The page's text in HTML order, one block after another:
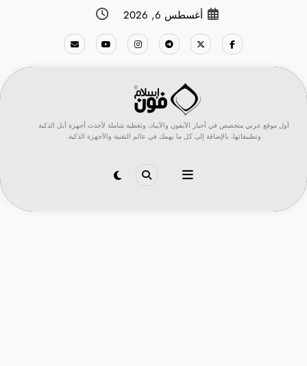
أغسطس 6, 2026
أول موقع عربي متخصص في أخبار الآيفون والآيباد، وتغطية شاملة لأحدث أجهزة أبل الذكية
وتطبيقاتها، بالإضافة إلى كل ما يهمك في عالم التقنية والأجهزة الذكية.